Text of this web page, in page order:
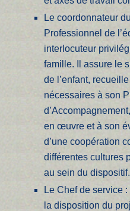
Le coordonnateur
Professionnel de
interlocuteur
famille. Il assure le
de l’enfant,
nécessaires à son
en œuvre et à son
d’une coopération
différentes cultures
au sein du dispositif.
Le Chef de service
la disposition du